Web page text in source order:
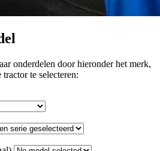
onderdelen door hieronder het merk,
te selecteren: